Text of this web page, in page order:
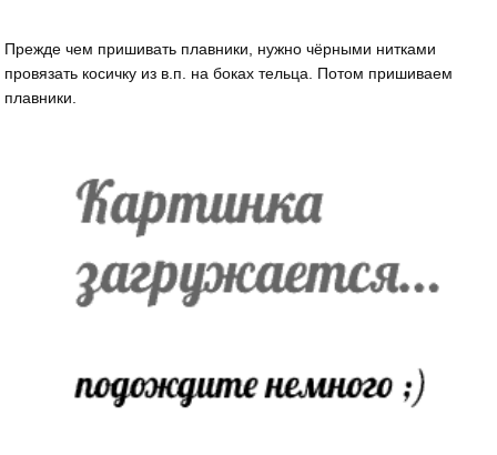
Прежде чем пришивать плавники, нужно чёрными нитками
провязать косичку из в.п. на боках тельца. Потом пришиваем
плавники.